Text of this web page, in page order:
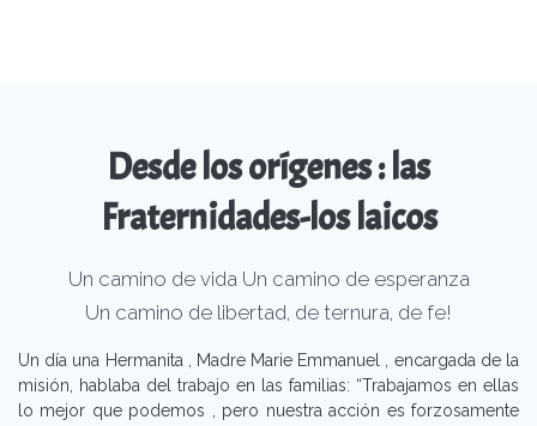
Desde los orígenes : las
Fraternidades-los laicos
Un camino de vida Un camino de esperanza
Un camino de libertad, de ternura, de fe!
Un día una Hermanita , Madre Marie Emmanuel , encargada de la
misión, hablaba del trabajo en las familias: “Trabajamos en ellas
lo mejor que podemos , pero nuestra acción es forzosamente